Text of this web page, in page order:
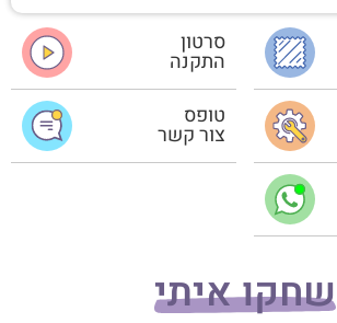
סרטון
התקנה
טופס
צור קשר
שחקו איתי